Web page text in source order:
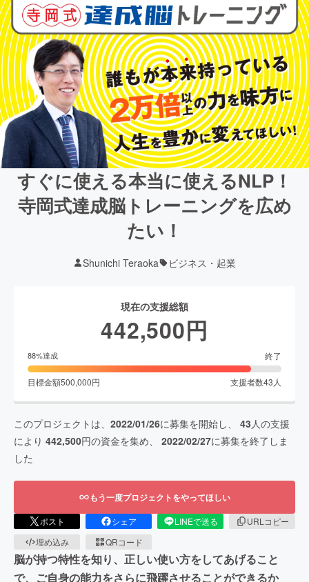
すぐに使える本当に使えるNLP！
寺岡式達成脳トレーニングを広め
たい！
Shunichi Teraoka ビジネス・起業
現在の支援総額
442,500円
88%達成 終了
目標金額500,000円 支援者数43 人
このプロジェクトは、 2022/01/26に募集を開始し、 43 人の支援
により 442,500円の資金を集め、 2022/02/27に募集を終了しま
した
もう一度プロジェクトをやってほしい
ポスト シェア LINEで送る
URLコピー
埋め込み
QRコード
脳が持つ特性を知り、正しい使い方をしてあげること
で、ご自身の能力をさらに飛躍させることができるか